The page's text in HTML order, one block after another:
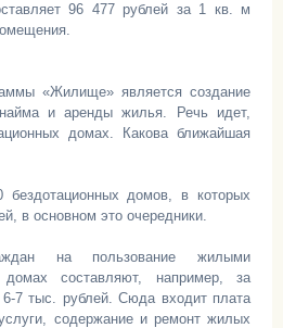
96 477 рублей за 1 кв. м
«Жилище» является создание
найма и аренды жилья. Речь идет,
домах. Какова ближайшая
домов, в которых
в основном это очередники.
на пользование жилыми
составляют, например, за
6-7 тыс. рублей. Сюда входит плата
содержание и ремонт жилых